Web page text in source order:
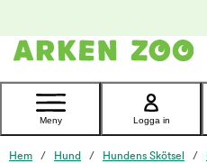
Kontakta
Meny Logga in
Hem Hund Hundens Skötsel